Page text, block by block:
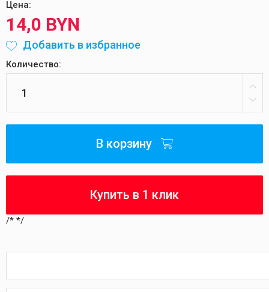
Цена:
14,0 BYN
Добавить в избранное
Количество:
В корзину
Купить в 1 клик
/* */